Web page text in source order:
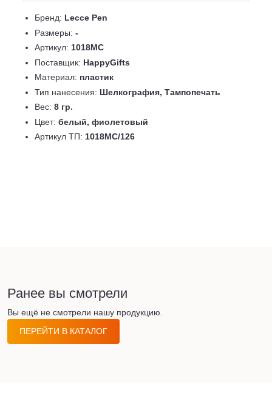
Бренд: Lecce Pen
Размеры: -
Артикул: 1018MC
Поставщик: HappyGifts
Материал: пластик
Тип нанесения: Шелкография, Тампопечать
Вес: 8 гр.
Цвет: белый, фиолетовый
Артикул ТП: 1018MC/126
Ранее вы смотрели
Вы ещё не смотрели нашу продукцию.
ПЕРЕЙТИ В КАТАЛОГ